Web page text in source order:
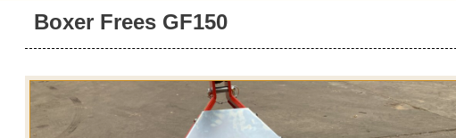
Boxer Frees GF150